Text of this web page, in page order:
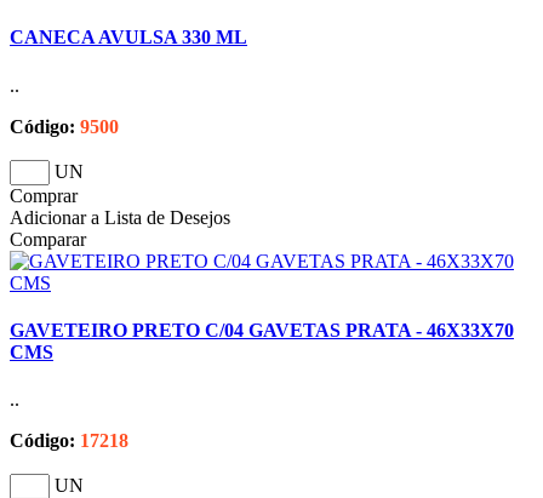
CANECA AVULSA 330 ML
..
Código: 9500
UN
Comprar
Adicionar a Lista de Desejos
Comparar
GAVETEIRO PRETO C/04 GAVETAS PRATA - 46X33X70
CMS
..
Código: 17218
UN